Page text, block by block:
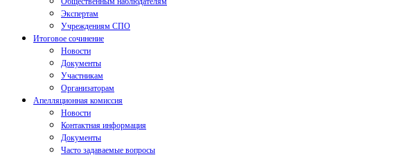
Экспертам
Учреждениям СПО
Итоговое сочинение
Новости
Документы
Участникам
Организаторам
Апелляционная комиссия
Новости
Контактная информация
Документы
Часто задаваемые вопросы